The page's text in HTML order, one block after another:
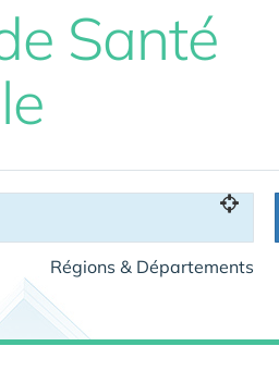
Santé
Régions & Départements